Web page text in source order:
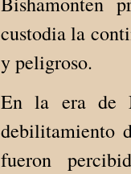
custodia la
y peligroso.
En la era de
debilitamiento
fueron